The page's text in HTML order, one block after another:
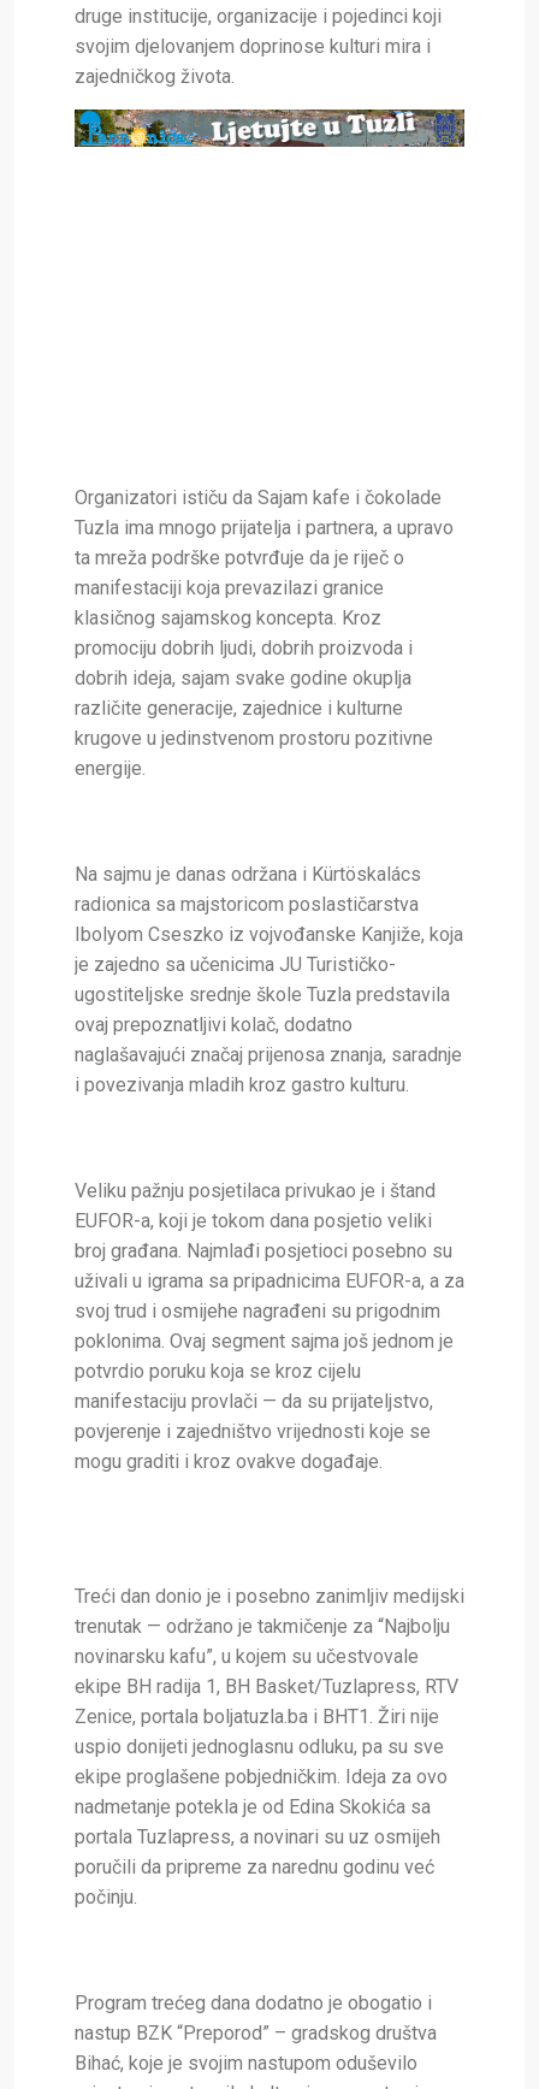
druge institucije, organizacije i pojedinci koji
svojim djelovanjem doprinose kulturi mira i
zajedničkog života.
Organizatori ističu da Sajam kafe i čokolade
Tuzla ima mnogo prijatelja i partnera, a upravo
ta mreža podrške potvrđuje da je riječ o
manifestaciji koja prevazilazi granice
klasičnog sajamskog koncepta. Kroz
promociju dobrih ljudi, dobrih proizvoda i
dobrih ideja, sajam svake godine okuplja
različite generacije, zajednice i kulturne
krugove u jedinstvenom prostoru pozitivne
energije.
Na sajmu je danas održana i Kürtöskalács
radionica sa majstoricom poslastičarstva
Ibolyom Cseszko iz vojvođanske Kanjiže, koja
je zajedno sa učenicima JU Turističko-
ugostiteljske srednje škole Tuzla predstavila
ovaj prepoznatljivi kolač, dodatno
naglašavajući značaj prijenosa znanja, saradnje
i povezivanja mladih kroz gastro kulturu.
Veliku pažnju posjetilaca privukao je i štand
EUFOR-a, koji je tokom dana posjetio veliki
broj građana. Najmlađi posjetioci posebno su
uživali u igrama sa pripadnicima EUFOR-a, a za
svoj trud i osmijehe nagrađeni su prigodnim
poklonima. Ovaj segment sajma još jednom je
potvrdio poruku koja se kroz cijelu
manifestaciju provlači — da su prijateljstvo,
povjerenje i zajedništvo vrijednosti koje se
mogu graditi i kroz ovakve događaje.
Treći dan donio je i posebno zanimljiv medijski
trenutak — održano je takmičenje za “Najbolju
novinarsku kafu”, u kojem su učestvovale
ekipe BH radija 1, BH Basket/Tuzlapress, RTV
Zenice, portala boljatuzla.ba i BHT1. Žiri nije
uspio donijeti jednoglasnu odluku, pa su sve
ekipe proglašene pobjedničkim. Ideja za ovo
nadmetanje potekla je od Edina Skokića sa
portala Tuzlapress, a novinari su uz osmijeh
poručili da pripreme za narednu godinu već
počinju.
Program trećeg dana dodatno je obogatio i
nastup BZK “Preporod” – gradskog društva
Bihać, koje je svojim nastupom oduševilo